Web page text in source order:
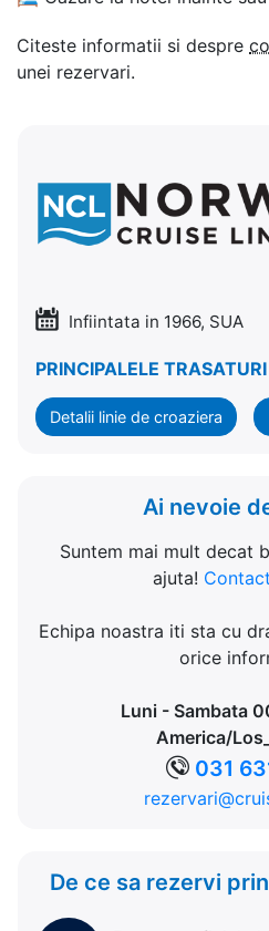
Citeste informatii si despre
unei rezervari.
Infiintata in 1966, SUA
PRINCIPALELE TRASATURI
Detalii linie de croaziera
Ai nevoie
Suntem mai mult decat
ajuta!
Echipa noastra iti sta cu
orice
Luni - Sambata
America/
031
De ce sa rezervi